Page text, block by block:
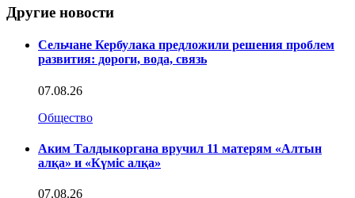
Другие новости
Сельчане Кербулака предложили решения проблем
развития: дороги, вода, связь
07.08.26
Общество
Аким Талдыкоргана вручил 11 матерям «Алтын
алқа» и «Күміс алқа»
07.08.26